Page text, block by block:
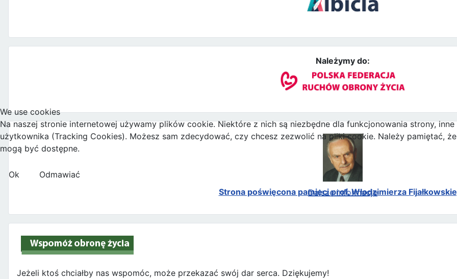
Należymy do:
Strona poświęcona pamięci prof. Włodzimierza
Jeżeli ktoś chciałby nas wspomóc, może przekazać swój dar serca. Dziękujemy!
We use cookies
Na naszej stronie internetowej używamy plików cookie. Niektóre z nich są niezbędne dla funkcjonowania strony,
użytkownika (Tracking Cookies). Możesz sam zdecydować, czy chcesz zezwolić na pliki cookie. Należy pamiętać,
mogą być dostępne.
Ok
Odmawiać
Dalsze informacje